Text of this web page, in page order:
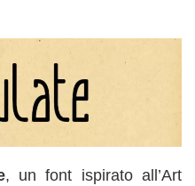
, un font ispirato all’Art